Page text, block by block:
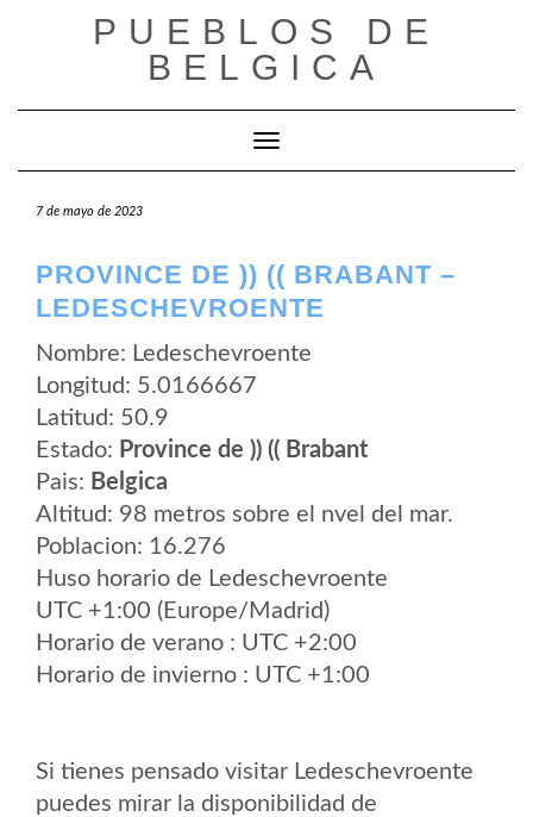
PUEBLOS DE
BELGICA
Cambiar modo de navegación
7 de mayo de 2023
PROVINCE DE )) (( BRABANT –
LEDESCHEVROENTE
Nombre: Ledeschevroente
Longitud: 5.0166667
Latitud: 50.9
Estado: Province de )) (( Brabant
Pais: Belgica
Altitud: 98 metros sobre el nvel del mar.
Poblacion: 16.276
Huso horario de Ledeschevroente
UTC +1:00 (Europe/Madrid)
Horario de verano : UTC +2:00
Horario de invierno : UTC +1:00
Si tienes pensado visitar Ledeschevroente
puedes mirar la disponibilidad de